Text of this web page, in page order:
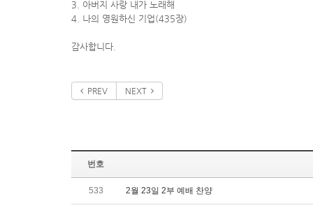
3. 아버지 사랑 내가 노래해
4. 나의 영원하신 기업(435장)
감사합니다.
PREV NEXT
번호
533 2월 23일 2부 예배 찬양